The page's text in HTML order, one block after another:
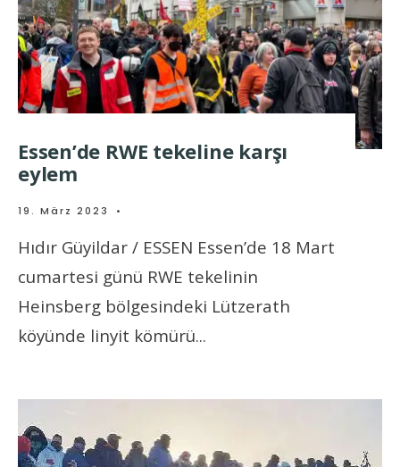
Essen’de RWE tekeline karşı
eylem
19. März 2023 •
Hıdır Güyildar / ESSEN Essen’de 18 Mart
cumartesi günü RWE tekelinin
Heinsberg bölgesindeki Lützerath
köyünde linyit kömürü...